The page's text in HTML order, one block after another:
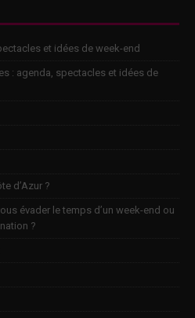
et idées de week-end
: agenda, spectacles et idées de
d’Azur ?
évader le temps d’un week-end ou
?